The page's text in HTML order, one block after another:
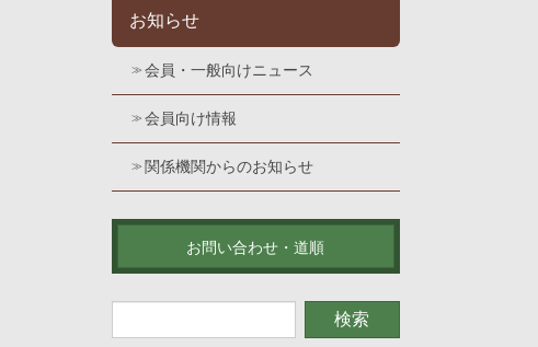
お知らせ
会員・一般向けニュース
会員向け情報
関係機関からのお知らせ
お問い合わせ・道順